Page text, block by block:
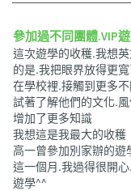
參加過不同團體.VIP
這次遊學的收穫.我想
的是.我把眼界放得更
在學校裡.接觸到更多
試著了解他們的文化.
增加了更多知識
我想這是我最大的收穫
高一曾參加別家辦的
這一個月.我過得很開
遊學^^